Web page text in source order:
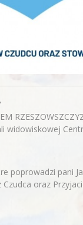
widowiskowej
poprowadzi pani
oraz